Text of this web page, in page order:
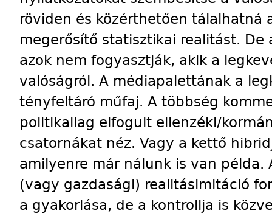
röviden és közérthetően tálalhatná
megerősítő statisztikai realitást.
azok nem fogyasztják, akik a
valóságról. A médiapalettának a
tényfeltáró műfaj. A többség
politikailag elfogult ellenzéki/
csatornákat néz. Vagy a kettő
amilyenre már nálunk is van
(vagy gazdasági) realitásimitáció
a gyakorlása, de a kontrollja is